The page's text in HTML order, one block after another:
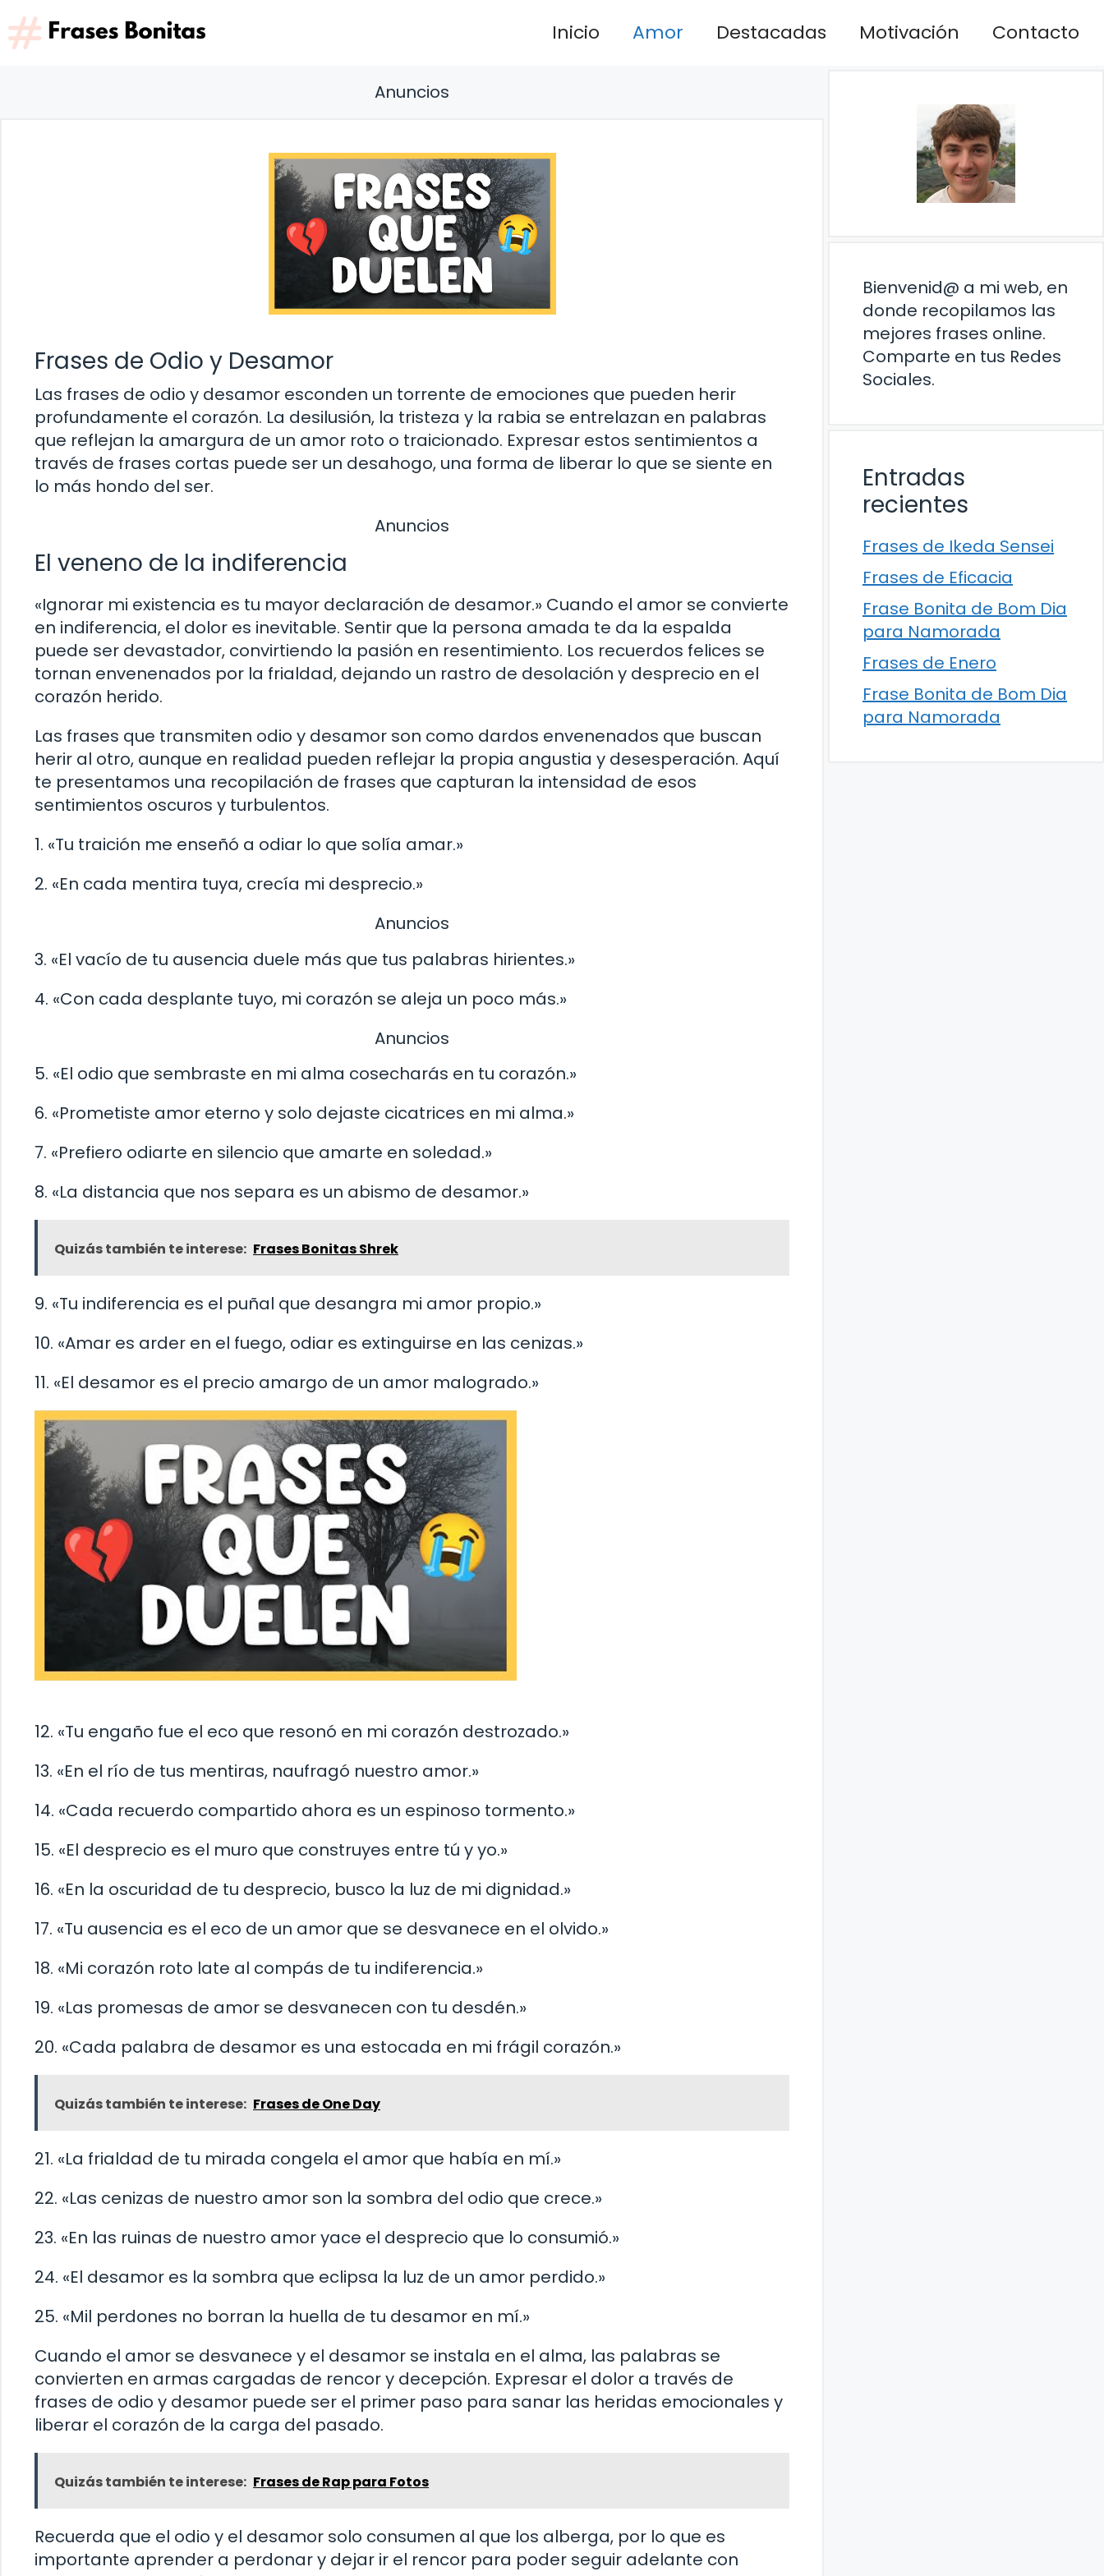
Saltar
al
contenido
Inicio Amor Destacadas Motivación Contacto
Anuncios
Frases de Odio y Desamor
Las frases de odio y desamor esconden un torrente de emociones que pueden herir
profundamente el corazón. La desilusión, la tristeza y la rabia se entrelazan en palabras
que reflejan la amargura de un amor roto o traicionado. Expresar estos sentimientos a
través de frases cortas puede ser un desahogo, una forma de liberar lo que se siente en
lo más hondo del ser.
Anuncios
El veneno de la indiferencia
«Ignorar mi existencia es tu mayor declaración de desamor.» Cuando el amor se convierte
en indiferencia, el dolor es inevitable. Sentir que la persona amada te da la espalda
puede ser devastador, convirtiendo la pasión en resentimiento. Los recuerdos felices se
tornan envenenados por la frialdad, dejando un rastro de desolación y desprecio en el
corazón herido.
Las frases que transmiten odio y desamor son como dardos envenenados que buscan
herir al otro, aunque en realidad pueden reflejar la propia angustia y desesperación. Aquí
te presentamos una recopilación de frases que capturan la intensidad de esos
sentimientos oscuros y turbulentos.
1. «Tu traición me enseñó a odiar lo que solía amar.»
2. «En cada mentira tuya, crecía mi desprecio.»
Anuncios
3. «El vacío de tu ausencia duele más que tus palabras hirientes.»
4. «Con cada desplante tuyo, mi corazón se aleja un poco más.»
Anuncios
5. «El odio que sembraste en mi alma cosecharás en tu corazón.»
6. «Prometiste amor eterno y solo dejaste cicatrices en mi alma.»
7. «Prefiero odiarte en silencio que amarte en soledad.»
8. «La distancia que nos separa es un abismo de desamor.»
Quizás también te interese: Frases Bonitas Shrek
9. «Tu indiferencia es el puñal que desangra mi amor propio.»
10. «Amar es arder en el fuego, odiar es extinguirse en las cenizas.»
11. «El desamor es el precio amargo de un amor malogrado.»
12. «Tu engaño fue el eco que resonó en mi corazón destrozado.»
13. «En el río de tus mentiras, naufragó nuestro amor.»
14. «Cada recuerdo compartido ahora es un espinoso tormento.»
15. «El desprecio es el muro que construyes entre tú y yo.»
16. «En la oscuridad de tu desprecio, busco la luz de mi dignidad.»
17. «Tu ausencia es el eco de un amor que se desvanece en el olvido.»
18. «Mi corazón roto late al compás de tu indiferencia.»
19. «Las promesas de amor se desvanecen con tu desdén.»
20. «Cada palabra de desamor es una estocada en mi frágil corazón.»
Quizás también te interese: Frases de One Day
21. «La frialdad de tu mirada congela el amor que había en mí.»
22. «Las cenizas de nuestro amor son la sombra del odio que crece.»
23. «En las ruinas de nuestro amor yace el desprecio que lo consumió.»
24. «El desamor es la sombra que eclipsa la luz de un amor perdido.»
25. «Mil perdones no borran la huella de tu desamor en mí.»
Cuando el amor se desvanece y el desamor se instala en el alma, las palabras se
convierten en armas cargadas de rencor y decepción. Expresar el dolor a través de
frases de odio y desamor puede ser el primer paso para sanar las heridas emocionales y
liberar el corazón de la carga del pasado.
Quizás también te interese: Frases de Rap para Fotos
Recuerda que el odio y el desamor solo consumen al que los alberga, por lo que es
importante aprender a perdonar y dejar ir el rencor para poder seguir adelante con
Bienvenid@ a mi web, en
donde recopilamos las
mejores frases online.
Comparte en tus Redes
Sociales.
Entradas
recientes
Frases de Ikeda Sensei
Frases de Eficacia
Frase Bonita de Bom Dia
para Namorada
Frases de Enero
Frase Bonita de Bom Dia
para Namorada